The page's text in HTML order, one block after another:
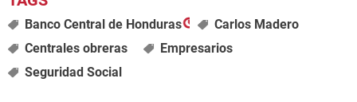
Banco Central de Honduras
Carlos Madero
Centrales obreras
Empresarios
Seguridad Social